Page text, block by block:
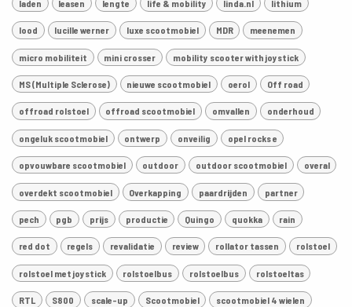
laden leasen lengte life & mobility linda.nl lithium
lood lucille werner luxe scootmobiel MDR meenemen
micro mobiliteit mini crosser mobility scooter with joystick
MS (Multiple Sclerose) nieuwe scootmobiel oerol Off road
offroad rolstoel offroad scootmobiel omvallen onderhoud
ongeluk scootmobiel ontwerp onveilig opel rocks e
opvouwbare scootmobiel outdoor outdoor scootmobiel overal
overdekt scootmobiel Overkapping paardrijden partner
pech pgb prijs productie Quingo quokka rain
red dot regels revalidatie review rollator tassen rolstoel
rolstoel met joystick rolstoelbus rolstoelbus rolstoeltas
RTL S800 scale-up Scootmobiel scootmobiel 4 wielen